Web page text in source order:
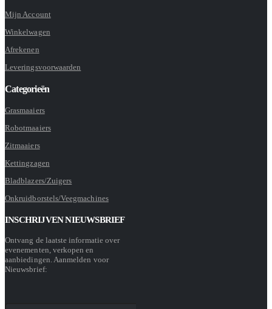
Mijn Account
Winkelwagen
Afrekenen
Leveringsvoorwaarden
Categorieën
Grasmaaiers
Robotmaaiers
Zitmaaiers
Kettingzagen
Bladblazers/Zuigers
Onkruidborstels/Veegmachines
INSCHRIJVEN NIEUWSBRIEF
Ontvang de laatste informatie over
evenementen, verkopen en
aanbiedingen. Aanmelden voor
Nieuwsbrief: